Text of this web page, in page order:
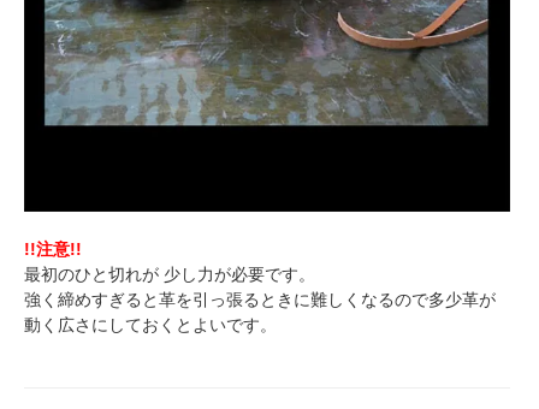
!!注意!!
最初のひと切れが 少し力が必要です。
強く締めすぎると革を引っ張るときに難しくなるので多少革が
動く広さにしておくとよいです。